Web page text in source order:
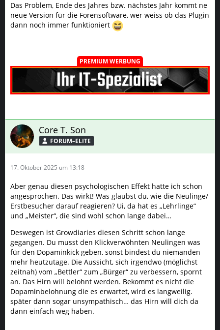
Das Problem, Ende des Jahres bzw. nächstes Jahr kommt ne
neue Version für die Forensoftware, wer weiss ob das Plugin
dann noch immer funktioniert
PREMIUM WERBUNG
Core T. Son
FORUM–ELITE
17. Oktober 2025 um 13:18
Aber genau diesen psychologischen Effekt hatte ich schon
angesprochen. Das wirkt! Was glaubst du, wie die Neulinge/
Erstbesucher darauf reagieren? Ui, da hat es „Lehrlinge“
und „Meister“, die sind wohl schon lange dabei…
Deswegen ist Growdiaries diesen Schritt schon lange
gegangen. Du musst den Klickverwöhnten Neulingen was
für den Dopaminkick geben, sonst bindest du niemanden
mehr heutzutage. Die Aussicht, sich irgendwo (möglichst
zeitnah) vom „Bettler“ zum „Bürger“ zu verbessern, spornt
an. Das Hirn will belohnt werden. Bekommt es nicht die
Dopaminbelohnung die es erwartet, wird es langweilig.
später dann sogar unsympathisch… das Hirn will dich da
dann einfach weg haben.